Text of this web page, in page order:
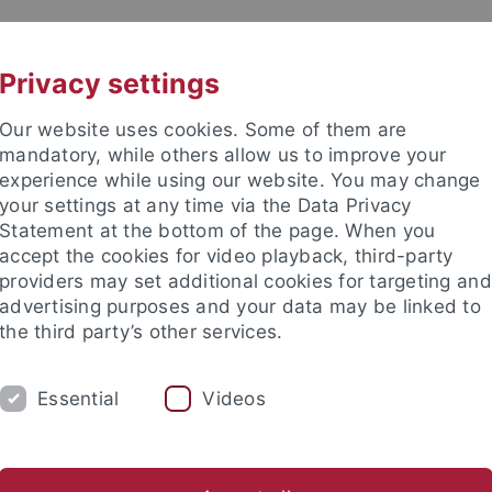
Ethik in den
Technikphilosophie & KI Biophilosophie & Nachhaltige
Internationales Zentrum für Ethik in den
Privacy settings
Our website uses cookies. Some of them are
mandatory, while others allow us to improve your
experience while using our website. You may change
your settings at any time via the Data Privacy
Statement at the bottom of the page. When you
accept the cookies for video playback, third-party
providers may set additional cookies for targeting and
advertising purposes and your data may be linked to
the third party’s other services.
Essential Videos